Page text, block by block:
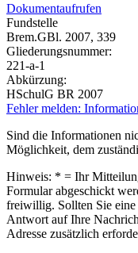
Dokumentaufrufen
Fundstelle
Brem.GBl. 2007, 339
Gliederungsnummer:
221-a-1
Abkürzung:
HSchulG BR 2007
Fehler melden:
Sind die Informationen
Möglichkeit, dem
Hinweis: * = Ihr
Formular abgeschickt
freiwillig. Sollten Sie
Antwort auf Ihre
Adresse zusätzlich